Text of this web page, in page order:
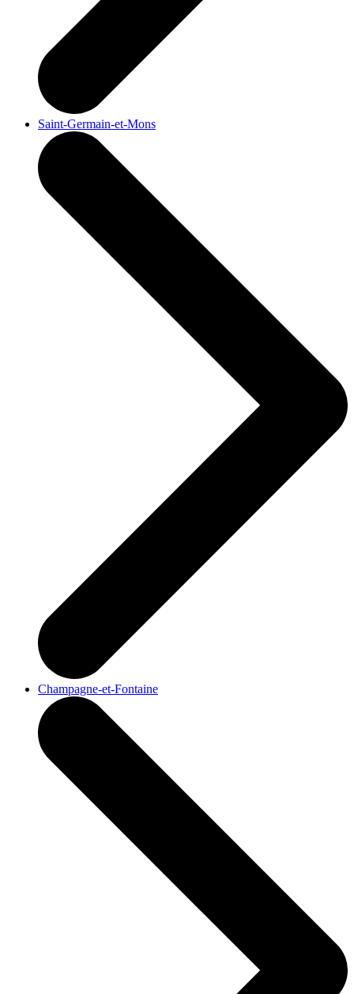
Saint-Germain-et-Mons
Champagne-et-Fontaine